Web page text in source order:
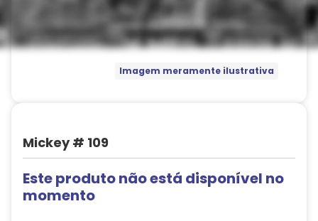
Imagem meramente ilustrativa
Mickey # 109
Este produto não está disponível no
momento